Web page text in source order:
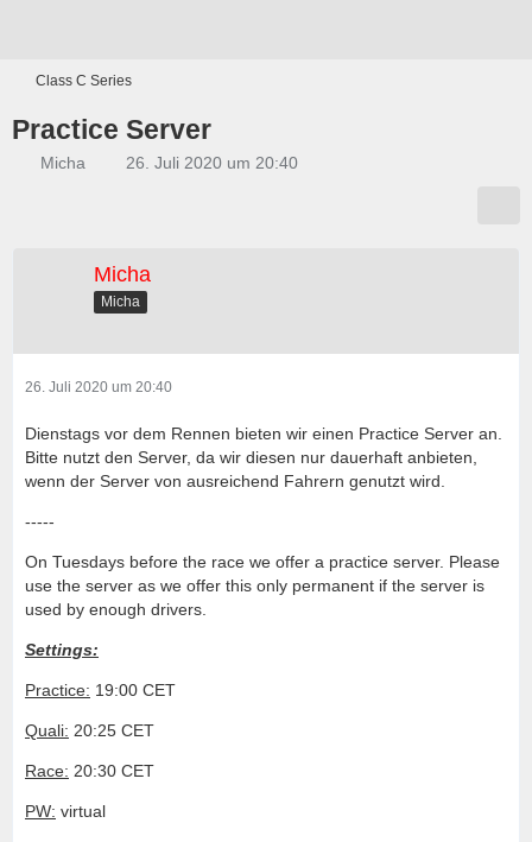
Class C Series
Practice Server
Micha 26. Juli 2020 um 20:40
Micha
Micha
26. Juli 2020 um 20:40
Dienstags vor dem Rennen bieten wir einen Practice Server an.
Bitte nutzt den Server, da wir diesen nur dauerhaft anbieten,
wenn der Server von ausreichend Fahrern genutzt wird.
-----
On Tuesdays before the race we offer a practice server. Please
use the server as we offer this only permanent if the server is
used by enough drivers.
Settings:
Practice: 19:00 CET
Quali: 20:25 CET
Race: 20:30 CET
PW: virtual